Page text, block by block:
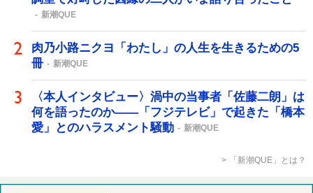
新潮QUE
肉乃小路ニクヨ「わたし」の人生を生きるための5
冊
新潮QUE
〈本人インタビュー〉渦中の当事者「佐藤二朗」は
何を語ったのか――「フジテレビ」で起きた「橋本
愛」とのハラスメント騒動
新潮QUE
「新潮QUE」とは？